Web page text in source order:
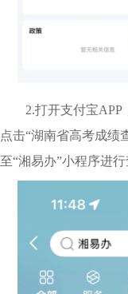
2.打开支付宝APP
点击“湖南省高考成绩
至“湘易办”小程序进行